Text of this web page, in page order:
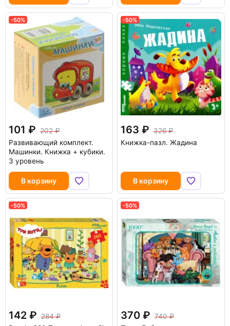
-50%
101
202
Развивающий комплект.
Машинки. Книжка + кубики.
3 уровень
В корзину
-50%
163
326
Книжка-пазл. Жадина
В корзину
-50%
142
284
-50%
370
740